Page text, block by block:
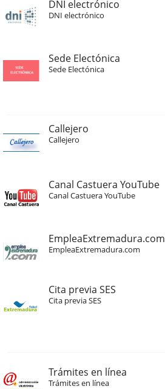
DNI electrónico
DNI electrónico
Sede Electónica
Sede Electónica
Callejero
Callejero
Canal Castuera YouTube
Canal Castuera YouTube
EmpleaExtremadura.com
EmpleaExtremadura.com
Cita previa SES
Cita previa SES
Trámites en línea
Trámites en línea